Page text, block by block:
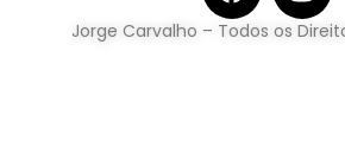
Jorge Carvalho – Todos os